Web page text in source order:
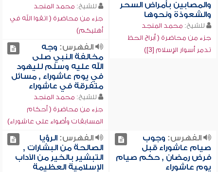
والمصابين بأمراض السحر
والشعوذة ونحوها
للشيخ: محمد المنجد
جزء من محاضرة ( أبراج الحظ
تدمر أسوار الإسلام [3])
للشيخ: محمد المنجد
جزء من محاضرة ( اتقوا الله في
أهليكم)
الفهرس: وجه
مخالفة النبي صلى
الله عليه وسلم لليهود
في يوم عاشوراء , مسائل
متفرقة في عاشوراء
للشيخ: محمد المنجد
جزء من محاضرة ( أحكام
المسابقات وأضواء على عاشوراء)
الفهرس: وجوب
صيام عاشوراء قبل
فرض رمضان , حكم صيام
يوم عاشوراء
الفهرس:الرؤيا
الصالحة من البشارات ,
التبشير بالخير من الآداب
الإسلامية العظيمة